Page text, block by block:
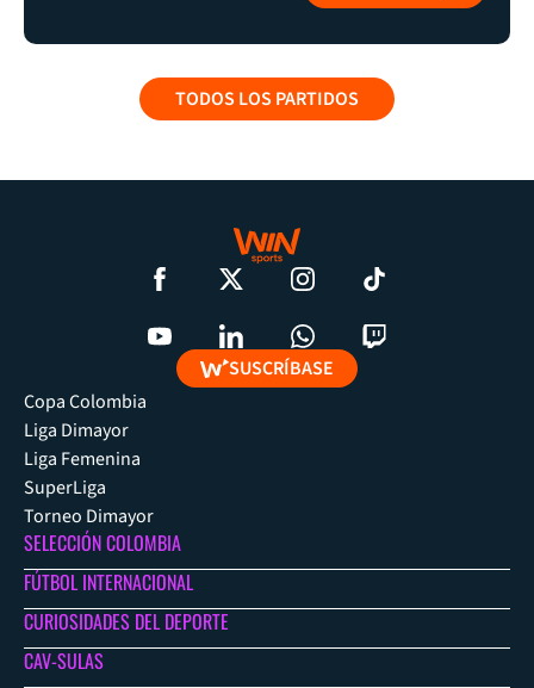
TODOS LOS PARTIDOS
SUSCRÍBASE
Copa Colombia
Liga Dimayor
Liga Femenina
SuperLiga
Torneo Dimayor
SELECCIÓN COLOMBIA
FÚTBOL INTERNACIONAL
CURIOSIDADES DEL DEPORTE
CAV-SULAS